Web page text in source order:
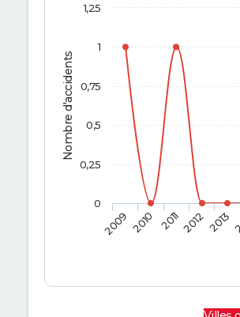
Nombre d'accidents
2009 2010 20112012 2013
0
0,25
0,5
0,75
1
1,25